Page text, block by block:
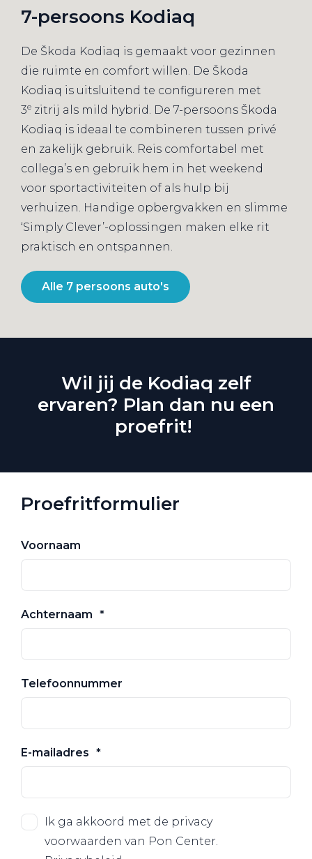
7-persoons Kodiaq
De Škoda Kodiaq is gemaakt voor gezinnen
die ruimte en comfort willen. De Škoda
Kodiaq is uitsluitend te configureren met
3e zitrij als mild hybrid. De 7-persoons Škoda
Kodiaq is ideaal te combineren tussen privé
en zakelijk gebruik. Reis comfortabel met
collega’s en gebruik hem in het weekend
voor sportactiviteiten of als hulp bij
verhuizen. Handige opbergvakken en slimme
‘Simply Clever’-oplossingen maken elke rit
praktisch en ontspannen.
Alle 7 persoons auto's
Wil jij de Kodiaq zelf
ervaren? Plan dan nu een
proefrit!
Proefritformulier
Voornaam
Achternaam
Telefoonnummer
E-mailadres
Ik ga akkoord met de privacy
voorwaarden van Pon Center.